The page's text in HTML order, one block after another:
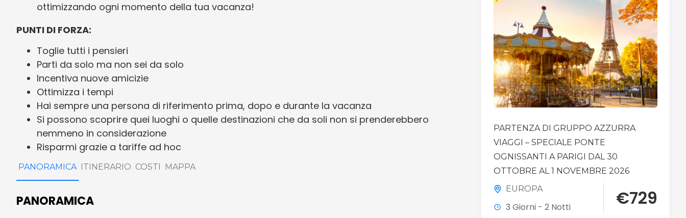
ottimizzando ogni momento della tua vacanza!
PUNTI DI FORZA:
Toglie tutti i pensieri
Parti da solo ma non sei da solo
Incentiva nuove amicizie
Ottimizza i tempi
Hai sempre una persona di riferimento prima, dopo e durante la vacanza
Si possono scoprire quei luoghi o quelle destinazioni che da soli non si prenderebbero
nemmeno in considerazione
Risparmi grazie a tariffe ad hoc
PANORAMICA ITINERARIO COSTI MAPPA
PANORAMICA
PARTENZA DI GRUPPO AZZURRA
VIAGGI – SPECIALE PONTE
OGNISSANTI A PARIGI DAL 30
OTTOBRE AL 1 NOVEMBRE 2026
EUROPA
3 Giorni - 2 Notti €729